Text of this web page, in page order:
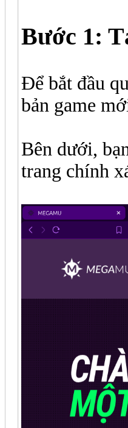
Bước 1:
Để bắt đầu
bản game
Bên dưới,
trang chính